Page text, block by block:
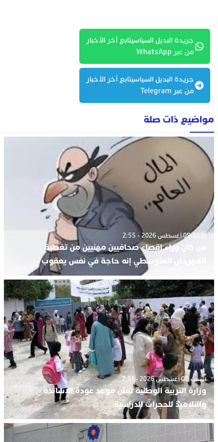
جريدة البديل السياسيتابع آخر الأخبار
من عبر WhatsApp
جريدة البديل السياسيتابع آخر الأخبار
من عبر Telegram
مواضيع ذات صلة
الأحد 09 أغسطس 2026 - 2:55
من كان وراء إقصاء صحافيين مهنيين من تغطية
المهرجان المتوسطي إنه حاجة في نفس يعقوب
السبت 08 أغسطس 2026 - 2:51
وزارة التربية الوطنية تعلن موعد عودة الأساتذة
والتلاميذ للحجرات الدراسية